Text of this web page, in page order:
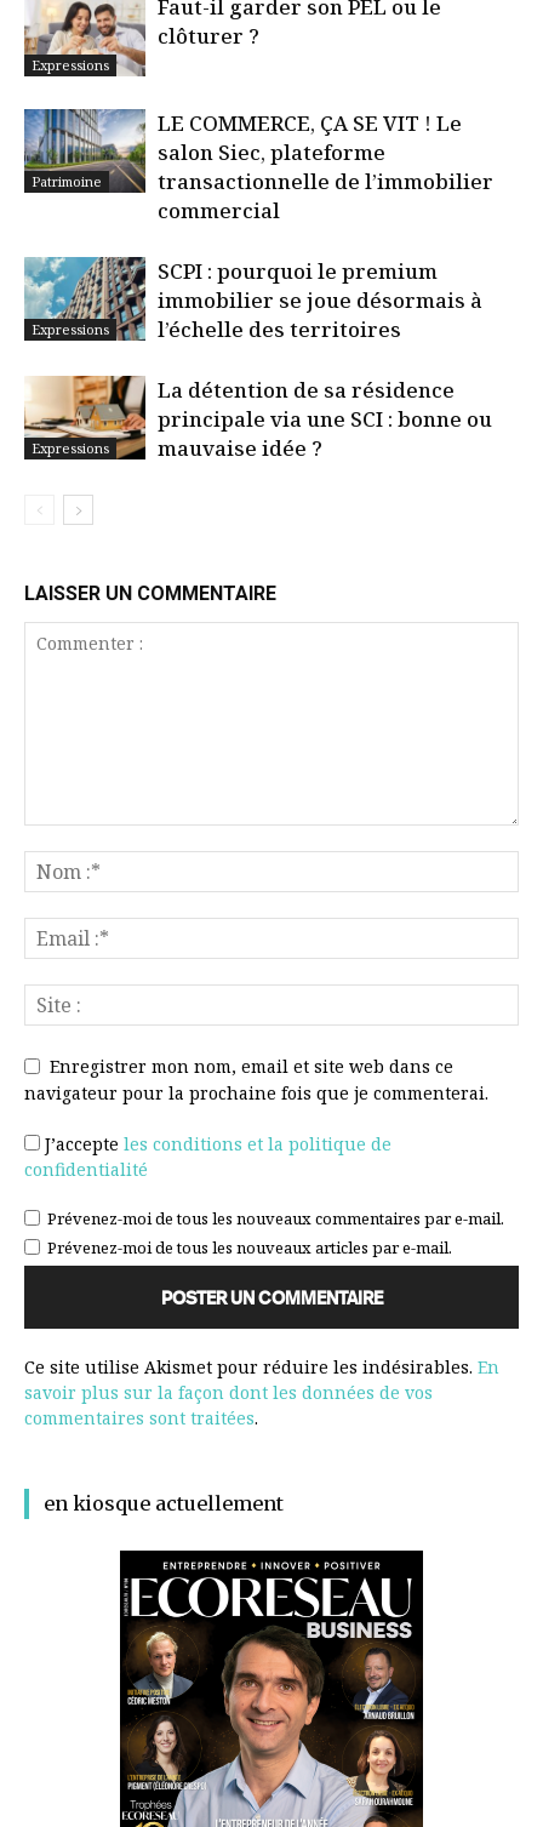
Expressions
Faut-il garder son PEL ou le
clôturer ?
Patrimoine
LE COMMERCE, ÇA SE VIT ! Le
salon Siec, plateforme
transactionnelle de l’immobilier
commercial
Expressions
SCPI : pourquoi le premium
immobilier se joue désormais à
l’échelle des territoires
Expressions
La détention de sa résidence
principale via une SCI : bonne ou
mauvaise idée ?
LAISSER UN COMMENTAIRE
Enregistrer mon nom, email et site web dans ce
navigateur pour la prochaine fois que je commenterai.
J’accepte les conditions et la politique de
confidentialité
Prévenez-moi de tous les nouveaux commentaires par e-mail.
Prévenez-moi de tous les nouveaux articles par e-mail.
Ce site utilise Akismet pour réduire les indésirables. En
savoir plus sur la façon dont les données de vos
commentaires sont traitées.
en kiosque actuellement